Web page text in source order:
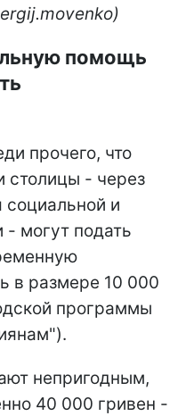
помощь
прочего, что
столицы - через
и
- могут подать
в размере 10 000
программы
непригодным,
40 000 гривен -